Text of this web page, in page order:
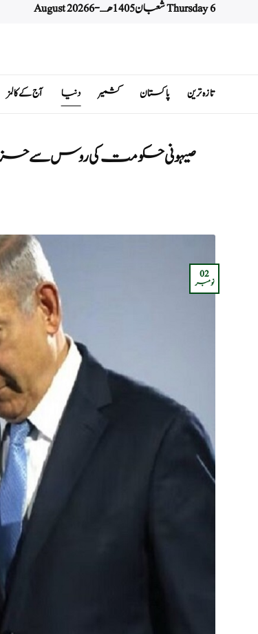
Thursday 6 شعبان 1405 هـ - 6 August 2026
تازہ ترین پاکستان کشمیر دنیا آج کے کالمز
صیہونی حکومت کی روس سے
02
نومبر